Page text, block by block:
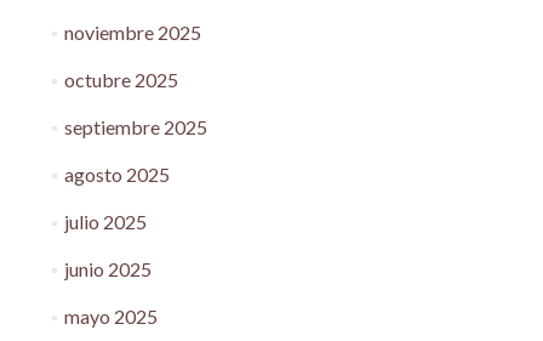
noviembre 2025
octubre 2025
septiembre 2025
agosto 2025
julio 2025
junio 2025
mayo 2025